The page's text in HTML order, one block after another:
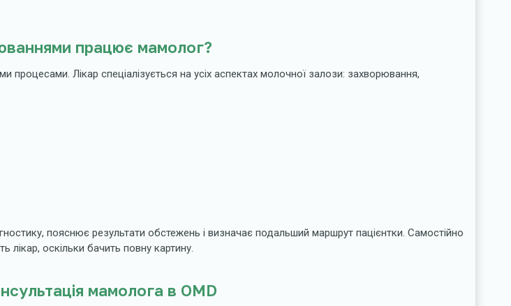
працює мамолог?
Лікар спеціалізується на усіх аспектах молочної залози: захворювання,
пояснює результати обстежень і визначає подальший маршрут пацієнтки. Самостійно
лікар, оскільки бачить повну картину.
мамолога в OMD